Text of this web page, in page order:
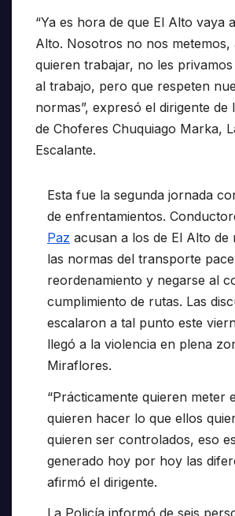
“Ya es hora de que El Alto vaya
Alto. Nosotros no nos metemos,
quieren trabajar, no les
al trabajo, pero que respeten
normas”, expresó el dirigente de
de Choferes Chuquiago Marka,
Escalante.
Esta fue la segunda jornada
de enfrentamientos.
Paz acusan a los de El Alto de
las normas del transporte
reordenamiento y negarse al
cumplimiento de rutas. Las
escalaron a tal punto este
llegó a la violencia en plena
Miraflores.
“Prácticamente quieren meter
quieren hacer lo que ellos
quieren ser controlados, eso
generado hoy por hoy las
afirmó el dirigente.